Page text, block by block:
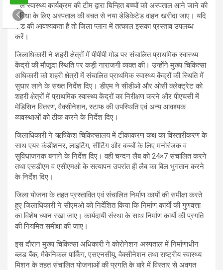
बाल स्वास्थ्य कार्यक्रम की टीम द्वारा चिन्हित बच्चों को अस्पताल आने जाने की
सुविधा के लिए अस्पताल की बचत से नया डेडिकेटेड वाहन खरीदा जाए। यदि
फंड की आवश्यकता है तो जिला प्लान में तत्काल इसका प्रस्ताव उपलब्ध
करें।
जिलाधिकारी ने शहरी क्षेत्रों में पीपीपी मोड पर संचालित प्राथमिक स्वास्थ्य
केंद्रों की मौजूदा स्थिति पर कड़ी नाराजगी व्यक्त की। उन्होंने मुख्य चिकित्सा
अधिकारी को शहरी क्षेत्रों में संचालित प्राथमिक स्वास्थ्य केंद्रों की स्थिति में
सुधार लाने के सख्त निर्देश दिए। डीएम ने सीडीओ और ओसी क्लेक्ट्रेट को
शहरी क्षेत्रों में प्राथमिक स्वास्थ्य केंद्रों का निरीक्षण करने और पीएचसी में
मेडिसिन वितरण, वैक्सीनेशन, स्टाफ की उपस्थिति एवं अन्य आवश्यक
व्यवस्थाओं को ठीक करने के निर्देश दिए।
जिलाधिकारी ने ऋषिकेश चिकित्सालय में टीकाकरण कक्ष का विस्तारीकरण के
साथ एयर कंडीशनर, लाइटिंग, सीटिंग और बच्चों के लिए मनोरंजक व
सुविधाजनक बनाने के निर्देश दिए। वही चन्दन लैब को 24×7 संचालित करने
तथा एसडीएम व एसीएमओ के सत्यापन उपरांत ही लैब का बिल भुगतान करने
के निर्देश दिए।
जिला योजना के तहत प्रस्तावित एवं संचालित निर्माण कार्याे की समीक्षा करते
हुए जिलाधिकारी ने सीएमओ को निर्देशित किया कि निर्माण कार्याे की गुणवत्ता
का विशेष ध्यान रखा जाए। कार्यदायी संस्था के साथ निर्माण कार्याे की प्रगति
की नियमित समीक्षा की जाए।
इस दौरान मुख्य चिकित्सा अधिकारी ने कोरोनेशन अस्पताल में निर्माणाधीन
ब्लड बैंक, मैकेनिकल पार्किंग, एसएनसीयू, वैक्सीनेशन तथा राष्ट्रीय स्वास्थ्य
मिशन के तहत संचालित योजनाओं की प्रगति के बारे में विस्तार से अवगत